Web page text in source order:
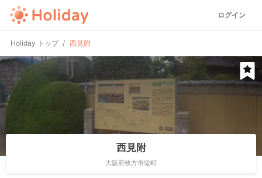
ログイン
Holiday トップ 西見附
西見附
大阪府枚方市堤町